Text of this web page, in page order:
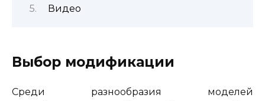
Видео
Выбор модификации
Среди разнообразия моделей